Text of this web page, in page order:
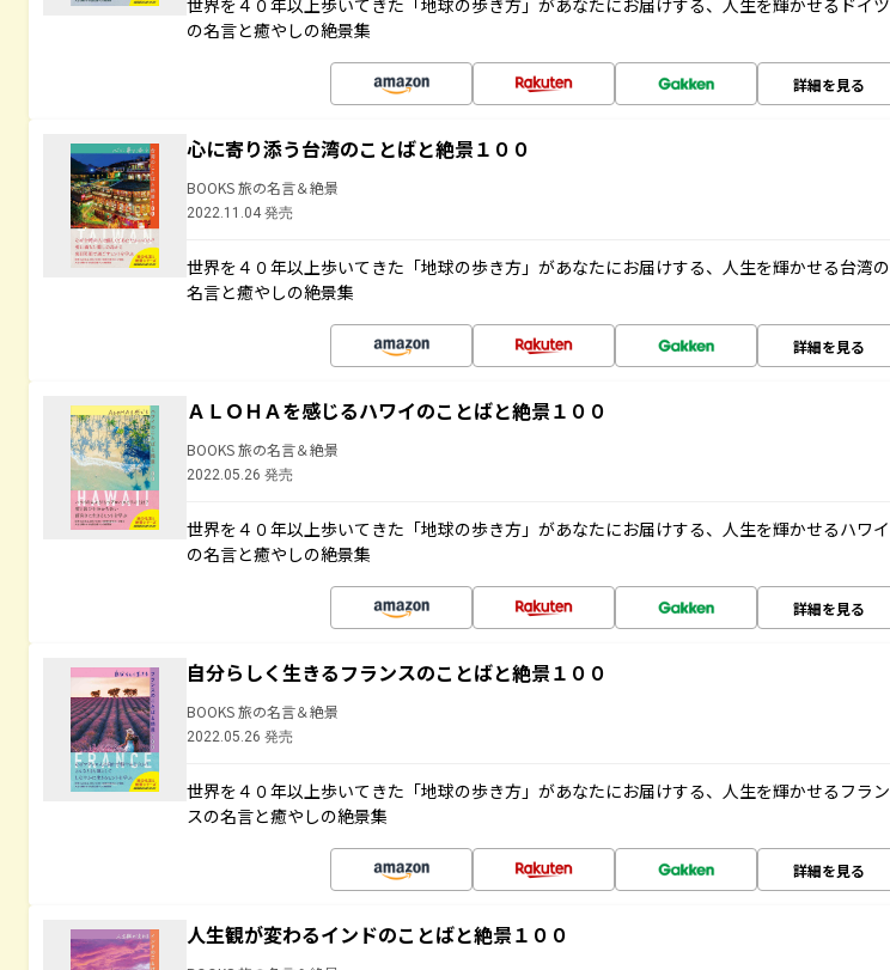
世界を４０年以上歩いてきた「地球の歩き方」があなたにお届けする、人生を輝かせるドイツ
の名言と癒やしの絶景集
詳細を見る
心に寄り添う台湾のことばと絶景１００
BOOKS 旅の名言＆絶景
2022.11.04 発売
世界を４０年以上歩いてきた「地球の歩き方」があなたにお届けする、人生を輝かせる台湾の
名言と癒やしの絶景集
詳細を見る
ＡＬＯＨＡを感じるハワイのことばと絶景１００
BOOKS 旅の名言＆絶景
2022.05.26 発売
世界を４０年以上歩いてきた「地球の歩き方」があなたにお届けする、人生を輝かせるハワイ
の名言と癒やしの絶景集
詳細を見る
自分らしく生きるフランスのことばと絶景１００
BOOKS 旅の名言＆絶景
2022.05.26 発売
世界を４０年以上歩いてきた「地球の歩き方」があなたにお届けする、人生を輝かせるフラン
スの名言と癒やしの絶景集
詳細を見る
人生観が変わるインドのことばと絶景１００